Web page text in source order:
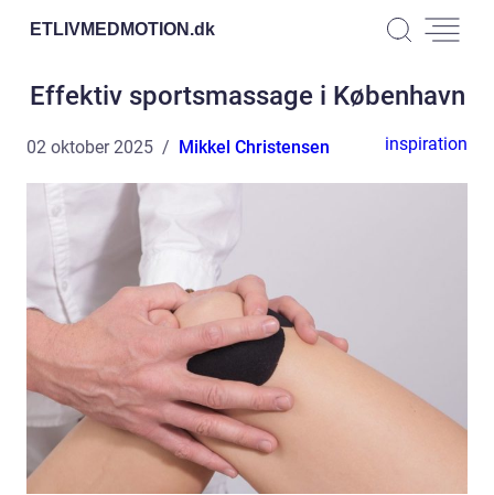
ETLIVMEDMOTION.dk
Effektiv sportsmassage i København
02 oktober 2025 Mikkel Christensen inspiration